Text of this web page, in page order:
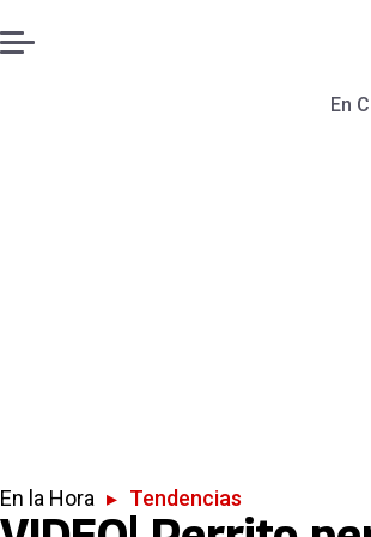
En
En la Hora ▸ Tendencias